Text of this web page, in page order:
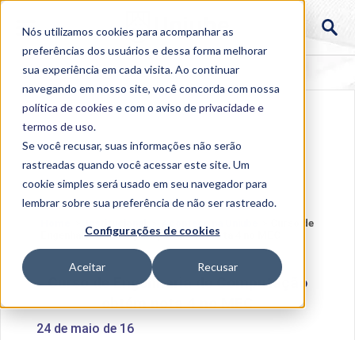
Nós utilizamos cookies para acompanhar as
preferências dos usuários e dessa forma melhorar
sua experiência em cada visita. Ao continuar
navegando em nosso site, você concorda com nossa
política de cookies e com o aviso deprivacidade e
termos de uso.
Se você recusar, suas informações não serão
rastreadas quando você acessar este site. Um
cookie simples será usado em seu navegador para
lembrar sobre sua preferência de não ser rastreado.
Configurações de cookies
Aceitar Recusar
Curso de
Engenharia de Computação obtém nota 4 no MEC
Curso de Engenharia de Computação
obtém nota 4 no MEC
24 de maio de 16